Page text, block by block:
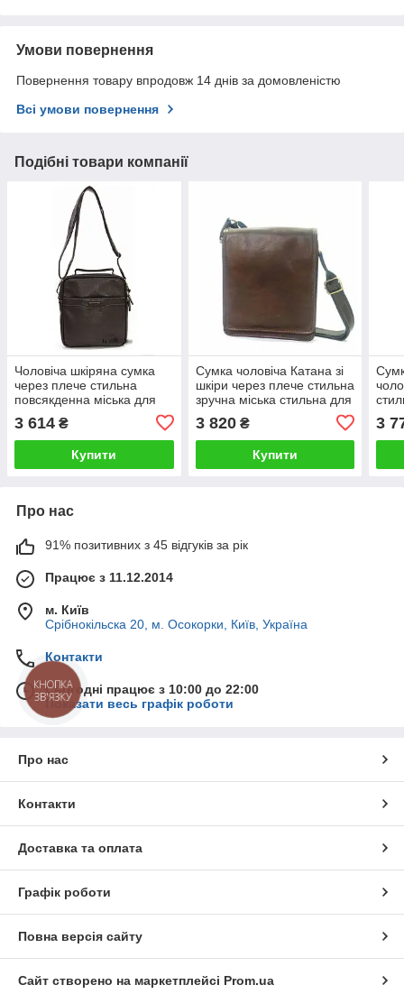
Умови повернення
Повернення товару впродовж 14 днів за домовленістю
Всі умови повернення
Подібні товари компанії
Чоловіча шкіряна сумка
через плече стильна
повсякденна міська для
3 614 ₴
Купити
Сумка чоловіча Катана зі
шкіри через плече стильна
зручна міська стильна для
3 820₴
Купити
3
Про нас
91% позитивних з 45 відгуків за рік
Працює з 11.12.2014
м. Київ
Срібнокільска 20, м. Осокорки, Київ, Україна
Контакти
Сьогодні працює з 10:00 до 22:00
Показати весь графік роботи
Про нас
Контакти
Доставка та оплата
Графік роботи
Повна версія сайту
Сайт створено на маркетплейсі Prom.ua
КНОПКА
ЗВ'ЯЗКУ